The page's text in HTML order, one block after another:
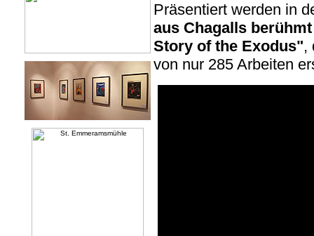
Präsentiert werden in
aus Chagalls
Story of the Exodus",
von nur 285 Arbeiten